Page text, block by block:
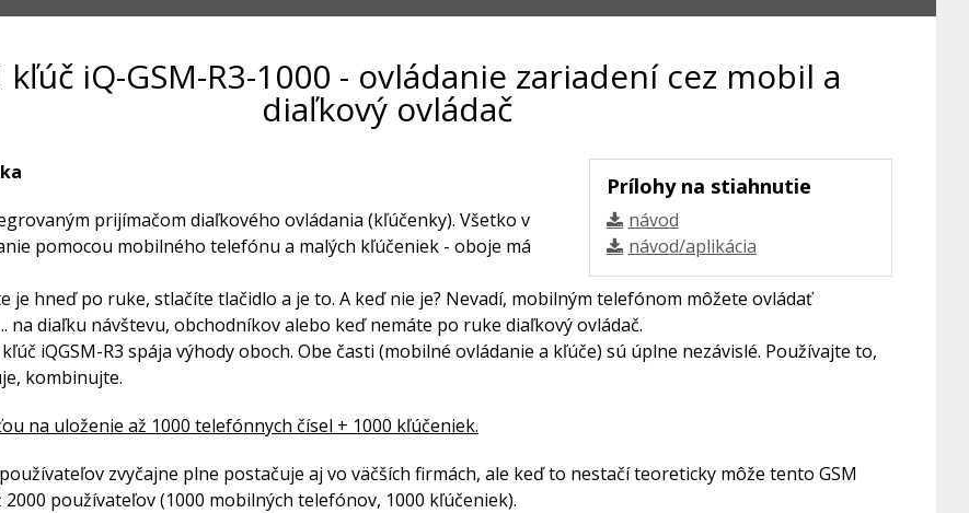
kľúč iQ-GSM-R3-1000 - ovládanie zariadení cez mobil a
diaľkový ovládač
Prílohy na stiahnutie
návod
návod/aplikácia
prijímačom diaľkového ovládania (kľúčenky). Všetko v
pomocou mobilného telefónu a malých kľúčeniek - oboje má
je hneď po ruke, stlačíte tlačidlo a je to. A keď nie je? Nevadí, mobilným telefónom môžete ovládať
na diaľku návštevu, obchodníkov alebo keď nemáte po ruke diaľkový ovládač.
iQGSM-R3 spája výhody oboch. Obe časti (mobilné ovládanie a kľúče) sú úplne nezávislé. Používajte to,
kombinujte.
na uloženie až 1000 telefónnych čísel + 1000 kľúčeniek.
zvyčajne plne postačuje aj vo väčších firmách, ale keď to nestačí teoreticky môže tento GSM
2000 používateľov (1000 mobilných telefónov, 1000 kľúčeniek).